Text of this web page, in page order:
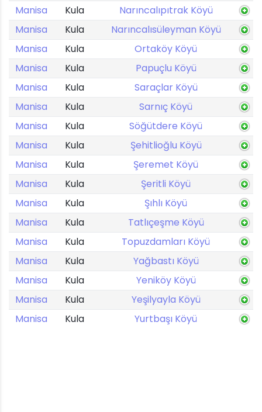
Manisa
Kula
Narıncalıpıtrak Köyü
Manisa
Kula
Narıncalısüleyman Köyü
Manisa
Kula
Ortaköy Köyü
Manisa
Kula
Papuçlu Köyü
Manisa
Kula
Saraçlar Köyü
Manisa
Kula
Sarnıç Köyü
Manisa
Kula
Söğütdere Köyü
Manisa
Kula
Şehitlioğlu Köyü
Manisa
Kula
Şeremet Köyü
Manisa
Kula
Şeritli Köyü
Manisa
Kula
Şıhlı Köyü
Manisa
Kula
Tatlıçeşme Köyü
Manisa
Kula
Topuzdamları Köyü
Manisa
Kula
Yağbastı Köyü
Manisa
Kula
Yeniköy Köyü
Manisa
Kula
Yeşilyayla Köyü
Manisa
Kula Yurtbaşı Köyü